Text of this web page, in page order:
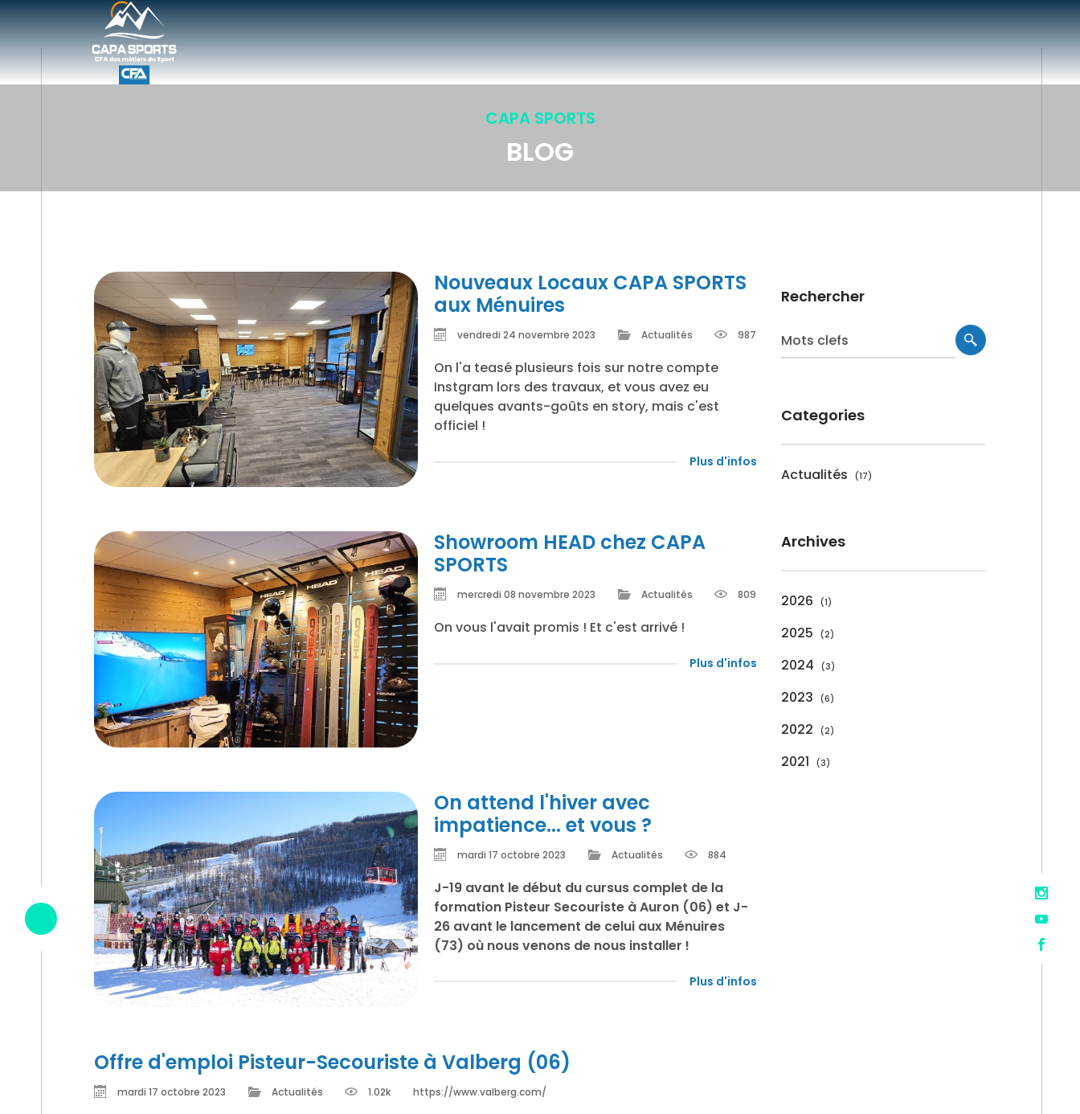
CAPA SPORTS
BLOG
Nouveaux Locaux CAPA SPORTS
aux Ménuires
vendredi 24 novembre 2023 Actualités 987
On l'a teasé plusieurs fois sur notre compte
Instgram lors des travaux, et vous avez eu
quelques avants-goûts en story, mais c'est
officiel !
Plus d'infos
Showroom HEAD chez CAPA
SPORTS
mercredi 08 novembre 2023 Actualités 809
On vous l'avait promis ! Et c'est arrivé !
Plus d'infos
On attend l'hiver avec
impatience... et vous ?
mardi 17 octobre 2023 Actualités 884
J-19 avant le début du cursus complet de la
formation Pisteur Secouriste à Auron (06) et J-
26 avant le lancement de celui aux Ménuires
(73) où nous venons de nous installer !
Plus d'infos
Offre d'emploi Pisteur-Secouriste à Valberg (06)
mardi 17 octobre 2023 Actualités 1.02k https://www.valberg.com/
Rechercher
Categories
Actualités 17
Archives
2026 1
2025 2
2024 3
2023 6
2022 2
2021 3